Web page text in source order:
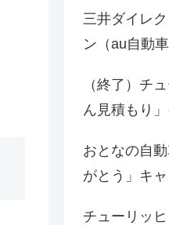
三井ダイレ
ン（au自動
（終了）チ
ん見積もり
おとなの自
がとう」キ
チューリッ